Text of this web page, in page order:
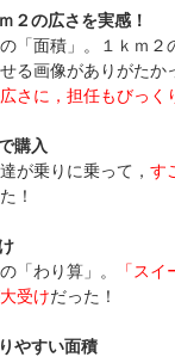
２の広さを実感！
「面積」。１ｋｍ２
る画像がありがたか
さに，担任もびっく
購入
が乗りに乗って， す
！
「わり算」。
「ス
受けだった！
やすい面積